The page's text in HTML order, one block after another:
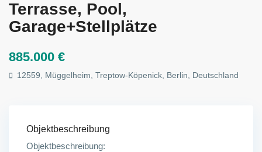
Terrasse, Pool,
Garage+Stellplätze
885.000 €
12559, Müggelheim, Treptow-Köpenick, Berlin, Deutschland
Objektbeschreibung
Objektbeschreibung: